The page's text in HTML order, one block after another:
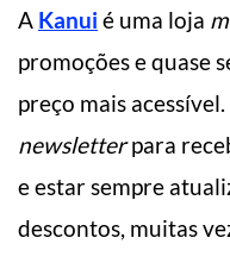
A Kanui é uma loja
promoções e quase
preço mais
newsletterpara
e estar sempre
descontos, muitas